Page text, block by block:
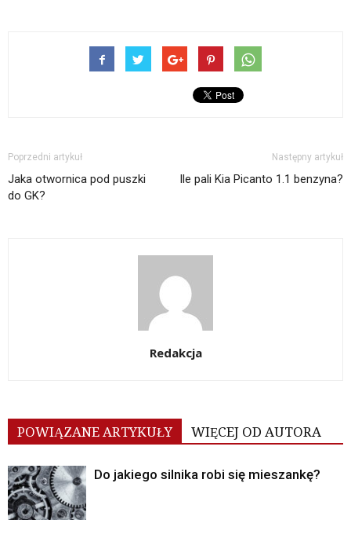
Poprzedni artykuł
Jaka otwornica pod puszki
do GK?
Następny artykuł
Ile pali Kia Picanto 1.1 benzyna?
Redakcja
POWIĄZANE ARTYKUŁY WIĘCEJ OD AUTORA
Do jakiego silnika robi się mieszankę?